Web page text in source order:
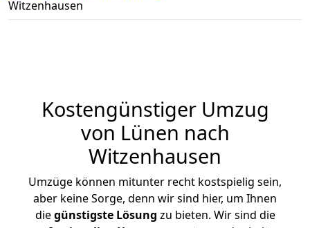
Witzenhausen
Kostengünstiger Umzug
von Lünen nach
Witzenhausen
Umzüge können mitunter recht kostspielig sein,
aber keine Sorge, denn wir sind hier, um Ihnen
diegünstigste Lösung zu bieten. Wir sind die